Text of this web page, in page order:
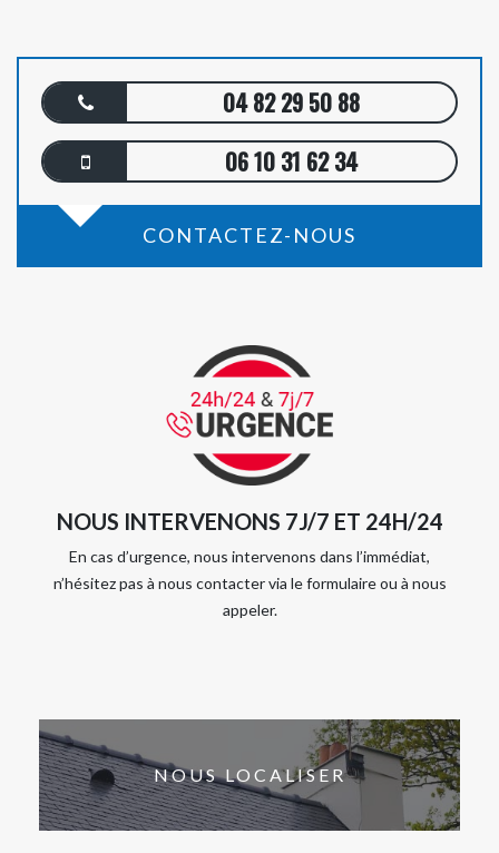
04 82 29 50 88
06 10 31 62 34
CONTACTEZ-NOUS
NOUS INTERVENONS 7J/7 ET 24H/24
En cas d’urgence, nous intervenons dans l’immédiat,
n’hésitez pas à nous contacter via le formulaire ou à nous
appeler.
NOUS LOCALISER